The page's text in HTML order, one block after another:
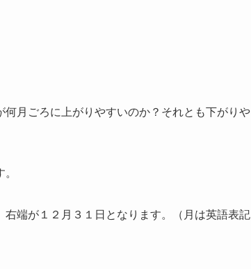
月ごろに上がりやすいのか？それとも下がりや
端が１２月３１日となります。（月は英語表記